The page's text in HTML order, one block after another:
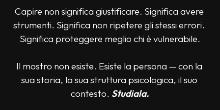
Capire non significa giustificare. Significa avere
strumenti. Significa non ripetere gli stessi errori.
Significa proteggere meglio chi è vulnerabile.
Il mostro non esiste. Esiste la persona — con la
sua storia, la sua struttura psicologica, il suo
contesto. Studiala.